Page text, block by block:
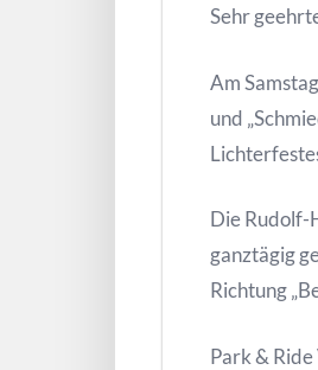
Sehr
Am
und
Die Rudolf-
ganztägig
Richtung
Park &